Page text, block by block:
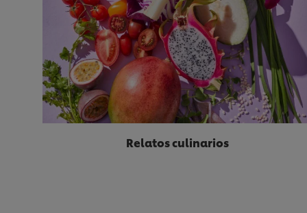
Relatos culinarios